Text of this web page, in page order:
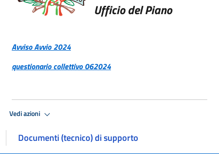
Ufficio del Piano
Avviso Avvio 2024
questionario collettivo 062024
Vedi azioni
Documenti (tecnico) di supporto